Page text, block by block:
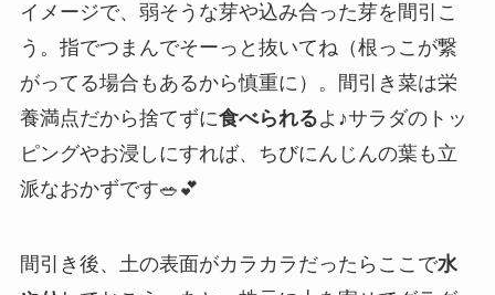
イメージで、弱そうな芽や込み合った芽を間引こ
う。指でつまんでそーっと抜いてね（根っこが繋
がってる場合もあるから慎重に）。間引き菜は栄
養満点だから捨てずに食べられるよ♪サラダのトッ
ピングやお浸しにすれば、ちびにんじんの葉も立
派なおかずです🥗💕
間引き後、土の表面がカラカラだったらここで水